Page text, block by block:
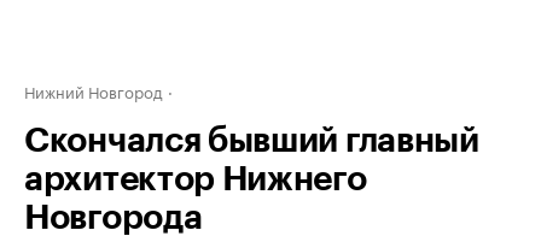
Нижний Новгород
Скончался бывший главный
архитектор Нижнего
Новгорода